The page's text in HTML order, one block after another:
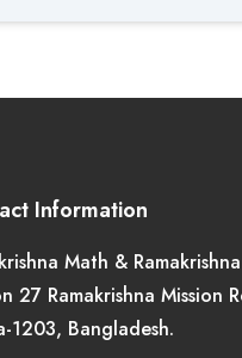
Information
Math & Ramakrishna
27 Ramakrishna Mission
1203, Bangladesh.